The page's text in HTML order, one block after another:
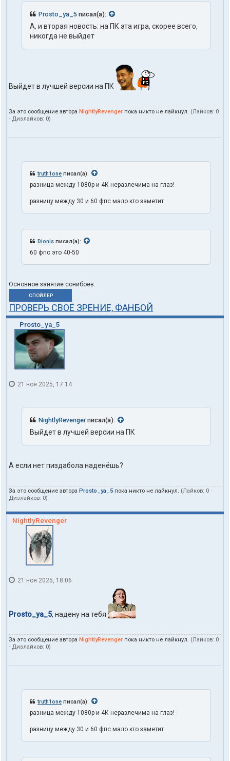
Prosto_ya_5 писал(а):
А, и вторая новость: на ПК эта игра, скорее всего,
никогда не выйдет
Выйдет в лучшей версии на ПК
За это сообщение автора NightlyRevenger пока никто не лайкнул. (Лайков: 0
· Дизлайков: 0)
truth1one писал(а):
разница между 1080p и 4К неразлечима на глаз!
разницу между 30 и 60 фпс мало кто заметит
Dionis писал(а):
60 фпс это 40-50
Основное занятие сонибоев:
СПОЙЛЕР
ПРОВЕРЬ СВОЁ ЗРЕНИЕ, ФАНБОЙ
Prosto_ya_5
21 ноя 2025, 17:14
NightlyRevengerписал(а):
Выйдет в лучшей версии на ПК
А если нет пиздабола наденёшь?
За это сообщение автора Prosto_ya_5 пока никто не лайкнул. (Лайков: 0 ·
Дизлайков: 0)
NightlyRevenger
21 ноя 2025, 18:06
Prosto_ya_5, надену на тебя
За это сообщение автора NightlyRevenger пока никто не лайкнул. (Лайков: 0
· Дизлайков: 0)
truth1one писал(а):
разница между 1080p и 4К неразлечима на глаз!
разницу между 30 и 60 фпс мало кто заметит